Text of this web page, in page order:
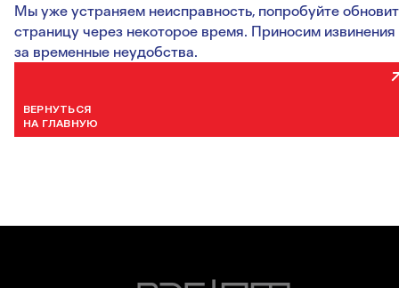
Мы уже устраняем неисправность, попробуйте
страницу через некоторое время. Приносим извинения
за временные неудобства.
ВЕРНУТЬСЯ
НА ГЛАВНУЮ